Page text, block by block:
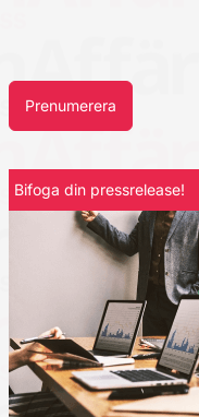
Prenumerera
Bifoga din pressrelease!